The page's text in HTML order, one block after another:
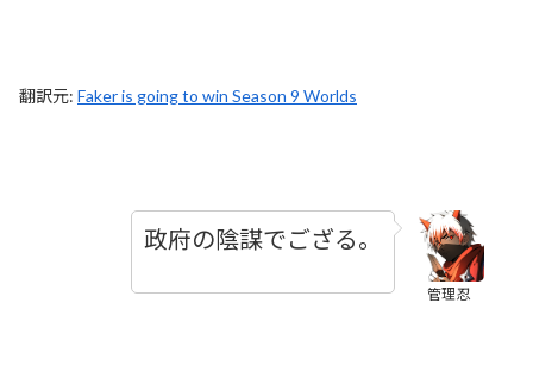
翻訳元: Faker is going to win Season 9 Worlds
管理忍
政府の陰謀でござる。